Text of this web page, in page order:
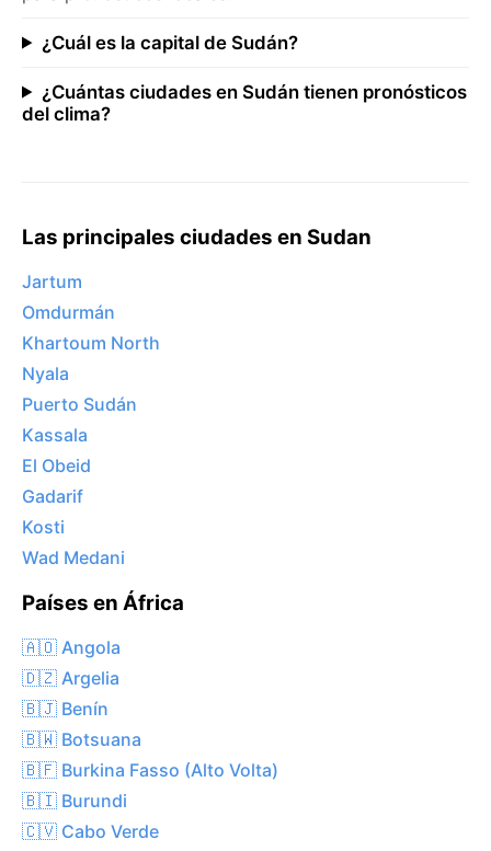
¿Cuál es la capital de Sudán?
¿Cuántas ciudades en Sudán tienen pronósticos
del clima?
Las principales ciudades en Sudan
Jartum
Omdurmán
Khartoum North
Nyala
Puerto Sudán
Kassala
El Obeid
Gadarif
Kosti
Wad Medani
Países en África
🇦🇴 Angola
🇩🇿 Argelia
🇧🇯 Benín
🇧🇼 Botsuana
🇧🇫 Burkina Fasso (Alto Volta)
🇧🇮 Burundi
🇨🇻 Cabo Verde